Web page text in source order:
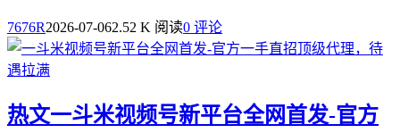
7676R2026-07-062.52 K 阅读0 评论
热文一斗米视频号新平台全网首发-官方